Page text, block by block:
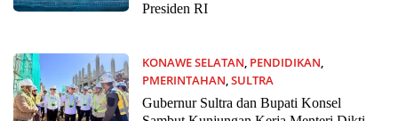
Presiden RI
KONAWE SELATAN, PENDIDIKAN,
PMERINTAHAN,SULTRA
1 Juli 2026
Gubernur Sultra dan Bupati Konsel